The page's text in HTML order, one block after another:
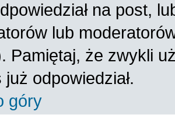
na post,
lub
Pamiętaj, że zwykli
odpowiedział.
góry